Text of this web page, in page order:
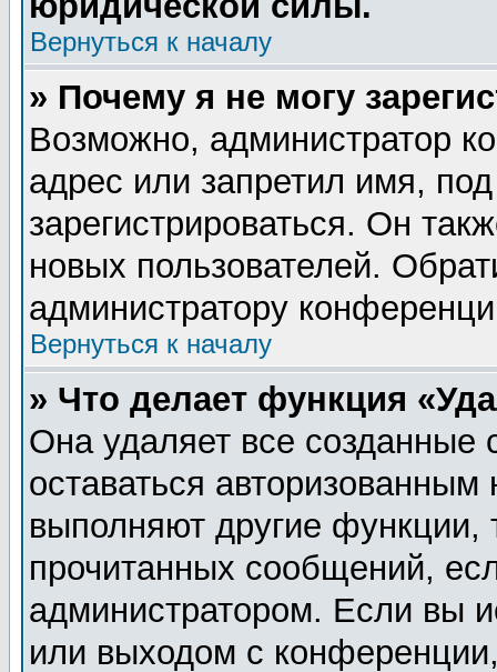
Вернуться к началу
» Почему я не могу
Возможно, администратор
адрес или запретил имя,
зарегистрироваться. Он
новых пользователей.
администратору
Вернуться к началу
» Что делает функция
Она удаляет все созданные
оставаться
выполняют другие функции,
прочитанных сообщений,
администратором. Если вы
или выходом с